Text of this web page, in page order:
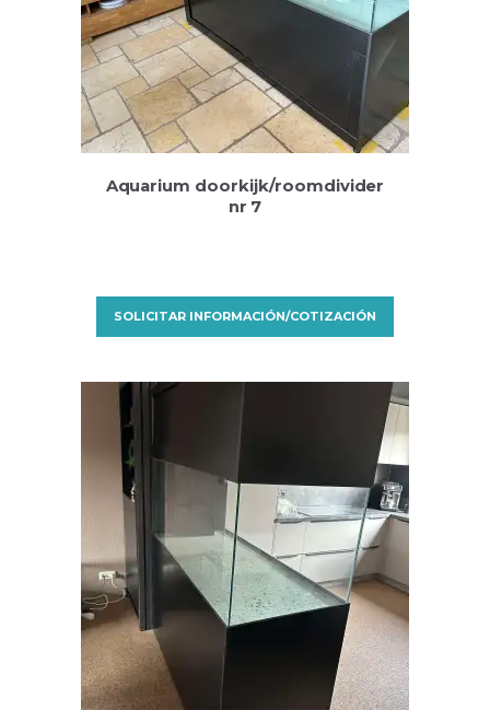
Aquarium doorkijk/roomdivider
nr 7
SOLICITAR INFORMACIÓN/COTIZACIÓN